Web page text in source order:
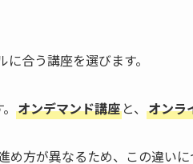
合う講座を選びます。
オンデマンド講座 と、 オンラ
方が異なるため、この違いに